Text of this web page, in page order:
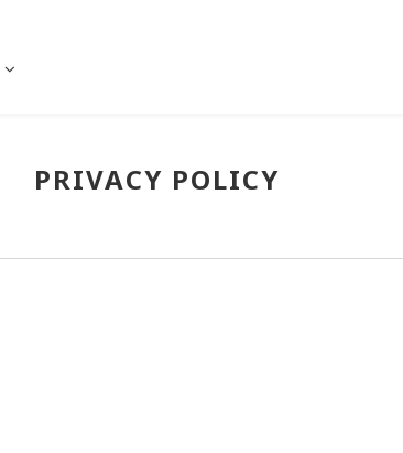
PRIVACY POLICY